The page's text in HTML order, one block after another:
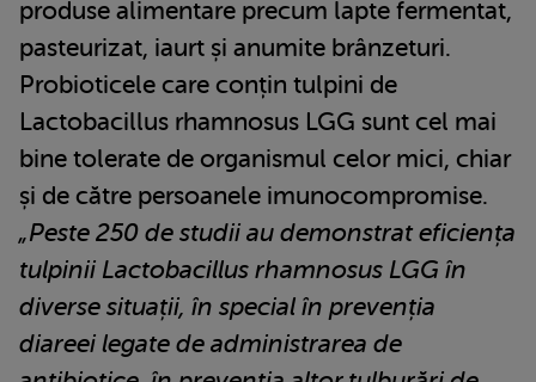
produse alimentare precum lapte fermentat,
pasteurizat, iaurt și anumite brânzeturi.
Probioticele care conțin tulpini de
Lactobacillus rhamnosus LGG sunt cel mai
bine tolerate de organismul celor mici, chiar
și de către persoanele imunocompromise.
„Peste 250 de studii au demonstrat eficiența
tulpinii Lactobacillus rhamnosus LGG în
diverse situații, în special în prevenția
diareei legate de administrarea de